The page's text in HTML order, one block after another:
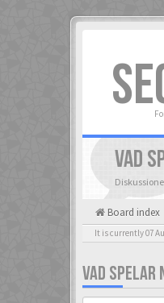
VAD
Board index
It is currently 07
VAD SPELAR